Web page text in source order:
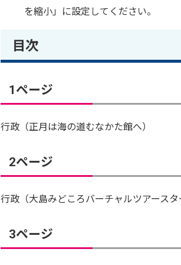
を縮小」に設定してください。
目次
1ページ
行政（正月は海の道むなかた館へ）
2ページ
行政（大島みどころバーチャルツアースタ
3ページ